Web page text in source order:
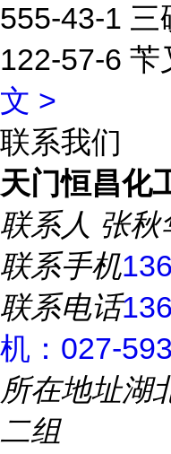
555-43-1 三
122-57-6 苄
文 >
联系我们
天门恒昌化
联系人 张秋
联系手机
联系电话
机：027-
所在地址湖
二组